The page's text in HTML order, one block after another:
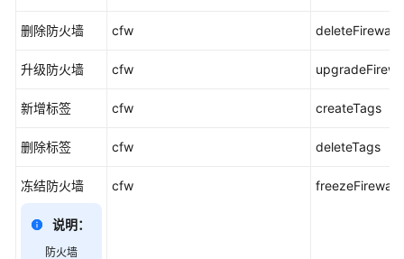
作
表
在
事
列
查
看
删除防火墙 cfw
升级防火墙 cfw
新增标签 cfw createTags
删除标签 cfw deleteTags
冻结防火墙
说明：
防火墙
cfw